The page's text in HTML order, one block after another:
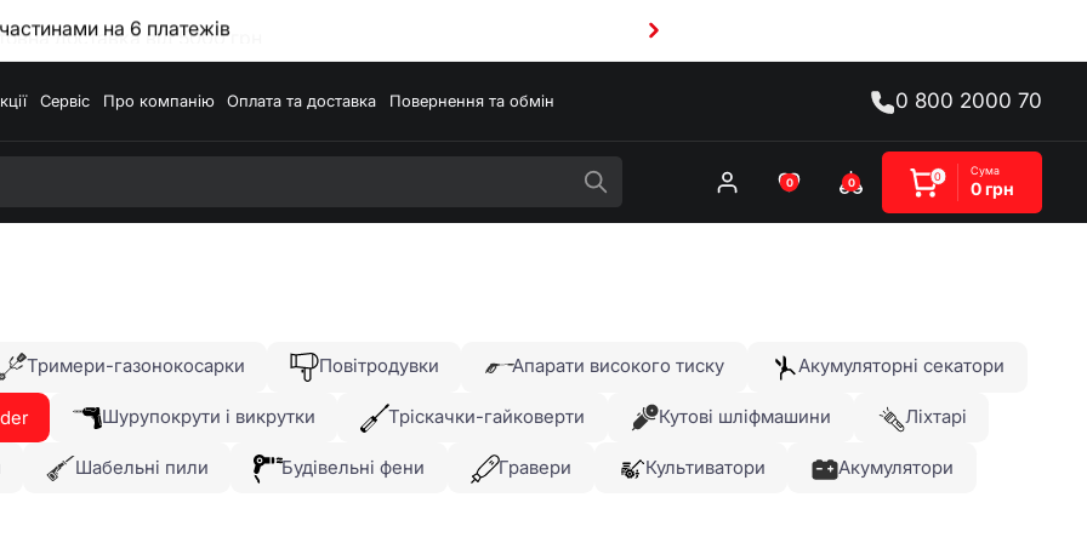
на 6 платежів
Сервіс Про компанію Оплата та доставка Повернення та обмін 0 800 2000 70
0 0 0 Сума
0 грн
Тримери-газонокосарки Повітродувки Апарати високого тиску Акумуляторні секатори
Шурупокрути і викрутки Тріскачки-гайковерти Кутові шліфмашини Ліхтарі
Шабельні пили Будівельні фени Гравери Культиватори Акумулятори